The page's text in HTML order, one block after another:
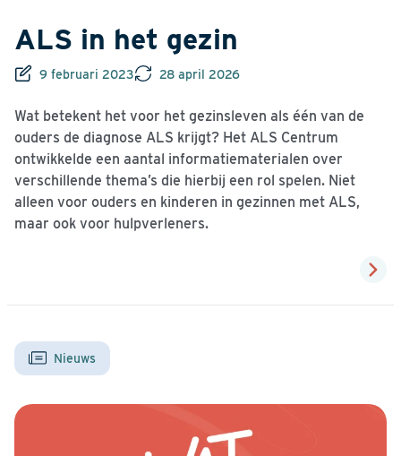
ALS in het gezin
9 februari 2023 28 april 2026
Wat betekent het voor het gezinsleven als één van de
ouders de diagnose ALS krijgt? Het ALS Centrum
ontwikkelde een aantal informatiematerialen over
verschillende thema’s die hierbij een rol spelen. Niet
alleen voor ouders en kinderen in gezinnen met ALS,
maar ook voor hulpverleners.
Nieuws